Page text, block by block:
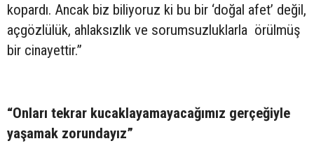
kopardı. Ancak biz biliyoruz ki bu bir ‘doğal afet’ değil,
açgözlülük, ahlaksızlık ve sorumsuzluklarla örülmüş
bir cinayettir.”
“Onları tekrar kucaklayamayacağımız gerçeğiyle
yaşamak zorundayız”